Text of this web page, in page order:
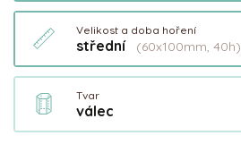
Velikost a doba hoření
střední (60x100mm, 40h)
Tvar
válec